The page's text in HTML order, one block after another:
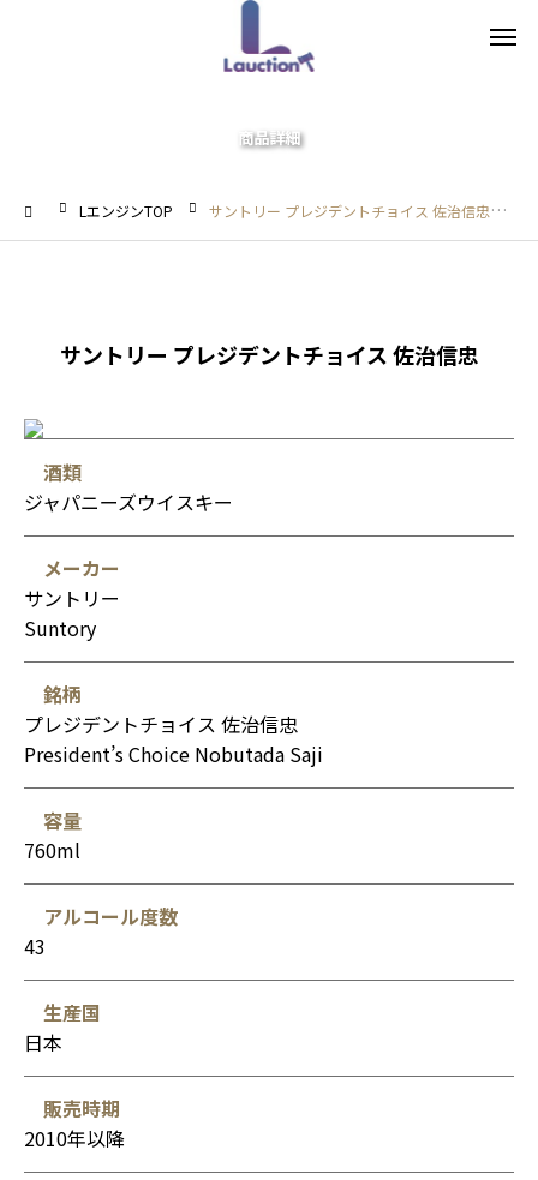
商品詳細
LエンジンTOP サントリー プレジデントチョイス 佐治信忠
サントリー プレジデントチョイス 佐治信忠
酒類
ジャパニーズウイスキー
メーカー
サントリー
Suntory
銘柄
プレジデントチョイス 佐治信忠
President’s Choice Nobutada Saji
容量
760ml
アルコール度数
43
生産国
日本
販売時期
2010年以降